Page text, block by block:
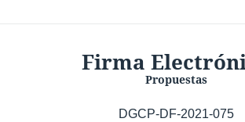
Firma
Propuestas
DGCP-DF-2021-075